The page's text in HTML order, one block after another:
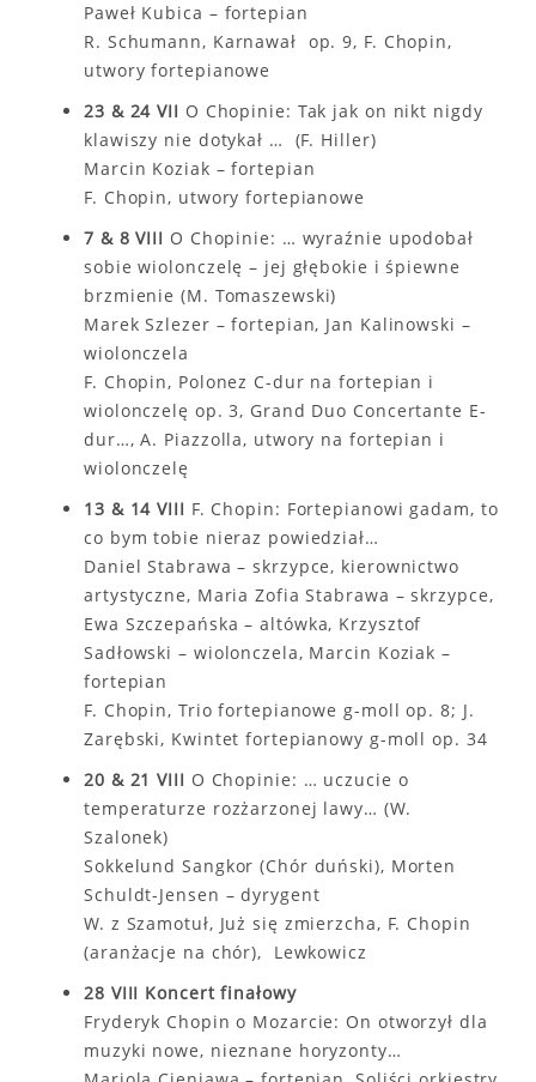
Paweł Kubica – fortepian
R. Schumann, Karnawał op. 9, F. Chopin,
utwory fortepianowe
23 & 24 VII O Chopinie: Tak jak on nikt nigdy
klawiszy nie dotykał … (F. Hiller)
Marcin Koziak – fortepian
F. Chopin, utwory fortepianowe
7 & 8 VIII O Chopinie: … wyraźnie upodobał
sobie wiolonczelę – jej głębokie i śpiewne
brzmienie (M. Tomaszewski)
Marek Szlezer – fortepian, Jan Kalinowski –
wiolonczela
F. Chopin, Polonez C-dur na fortepian i
wiolonczelę op. 3, Grand Duo Concertante E-
dur…, A. Piazzolla, utwory na fortepian i
wiolonczelę
13 & 14 VIII F. Chopin: Fortepianowi gadam, to
co bym tobie nieraz powiedział…
Daniel Stabrawa – skrzypce, kierownictwo
artystyczne, Maria Zofia Stabrawa – skrzypce,
Ewa Szczepańska – altówka, Krzysztof
Sadłowski – wiolonczela, Marcin Koziak –
fortepian
F. Chopin, Trio fortepianowe g-moll op. 8; J.
Zarębski, Kwintet fortepianowy g-moll op. 34
20 & 21 VIII O Chopinie: … uczucie o
temperaturze rozżarzonej lawy… (W.
Szalonek)
Sokkelund Sangkor (Chór duński), Morten
Schuldt-Jensen – dyrygent
W. z Szamotuł, Już się zmierzcha, F. Chopin
(aranżacje na chór), Lewkowicz
28 VIII Koncert finałowy
Fryderyk Chopin o Mozarcie: On otworzył dla
muzyki nowe, nieznane horyzonty…